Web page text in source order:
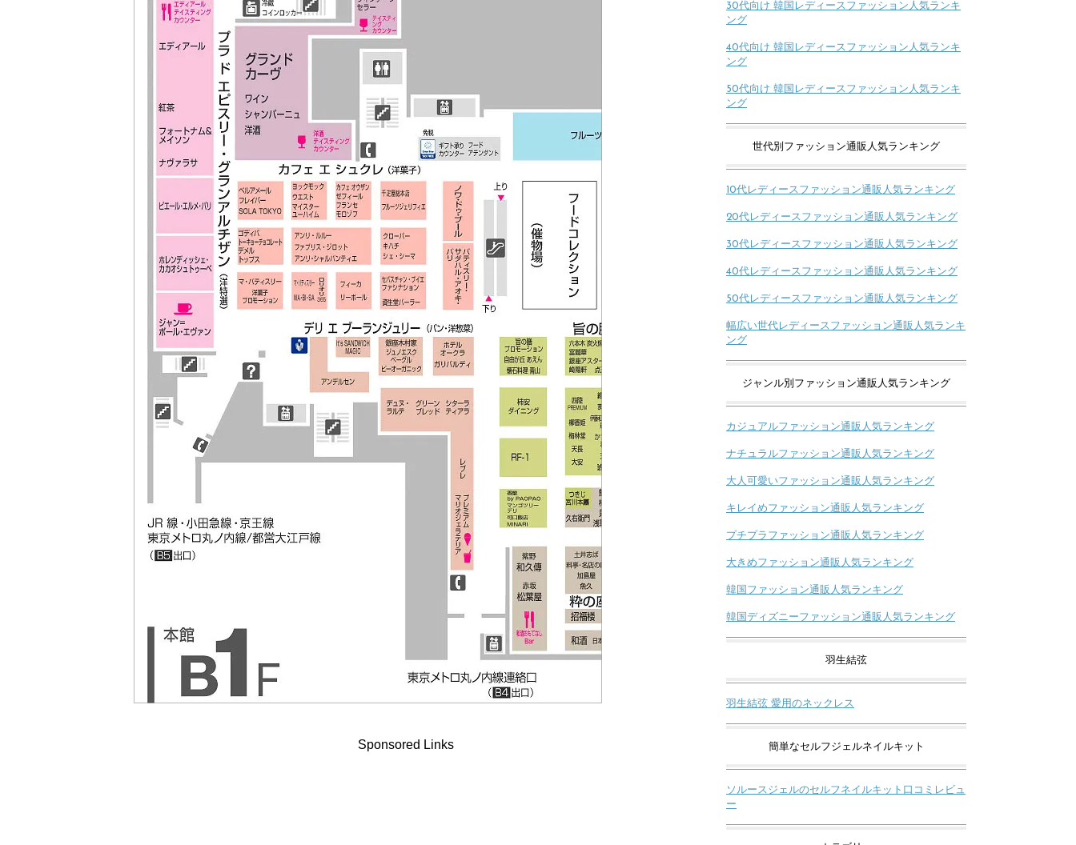
Sponsored Links
30代向け 韓国レディースファッション人気ランキ
ング
40代向け 韓国レディースファッション人気ランキ
ング
50代向け 韓国レディースファッション人気ランキ
ング
世代別ファッション通販人気ランキング
10代レディースファッション通販人気ランキング
20代レディースファッション通販人気ランキング
30代レディースファッション通販人気ランキング
40代レディースファッション通販人気ランキング
50代レディースファッション通販人気ランキング
幅広い世代レディースファッション通販人気ランキ
ング
ジャンル別ファッション通販人気ランキング
カジュアルファッション通販人気ランキング
ナチュラルファッション通販人気ランキング
大人可愛いファッション通販人気ランキング
キレイめファッション通販人気ランキング
プチプラファッション通販人気ランキング
大きめファッション通販人気ランキング
韓国ファッション通販人気ランキング
韓国ディズニーファッション通販人気ランキング
羽生結弦
羽生結弦 愛用のネックレス
簡単なセルフジェルネイルキット
ソルースジェルのセルフネイルキット口コミレビュ
ー